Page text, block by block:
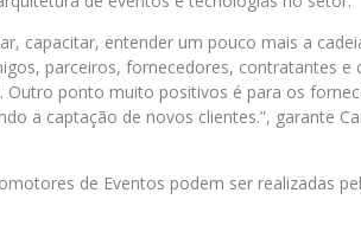
capacitar, entender um pouco mais a
parceiros, fornecedores, contratantes e
Outro ponto muito positivos é para os
a captação de novos clientes.”, garante
de Eventos podem ser realizadas